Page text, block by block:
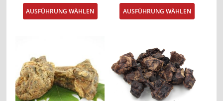
AUSFÜHRUNG WÄHLEN
Dieses
Optionen
können
auf
der
AUSFÜHRUNG WÄHLEN
Dieses
können